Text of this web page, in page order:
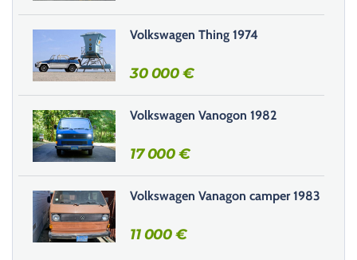
h
p
v
i
d
e
Volkswagen Thing 1974
30 000€
Volkswagen Vanogon 1982
17 000€
Volkswagen Vanagon camper 1983
11 000€